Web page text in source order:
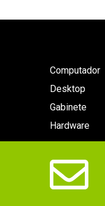
Computador
Desktop
Gabinete
Hardware